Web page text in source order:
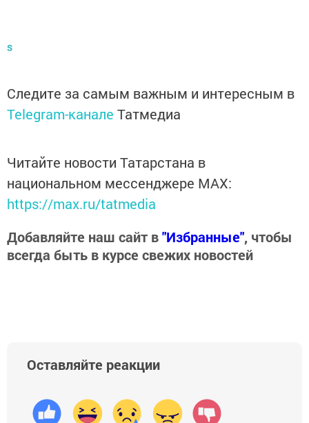
s
Следите за самым важным и интересным в
Telegram-канале Татмедиа
Читайте новости Татарстана в
национальном мессенджере MАХ:
https://max.ru/tatmedia
Добавляйте наш сайт в"Избранные", чтобы
всегда быть в курсе свежих новостей
Оставляйте реакции